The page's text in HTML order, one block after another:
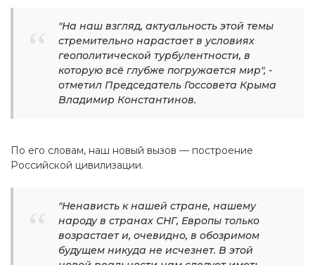
"На наш взгляд, актуальность этой темы
стремительно нарастает в условиях
геополитической турбулентности, в
которую всё глубже погружается мир", -
отметил Председатель Госсовета Крыма
Владимир Константинов.
По его словам, наш новый вызов — построение
Российской цивилизации.
"Ненависть к нашей стране, нашему
народу в странах СНГ, Европы только
возрастает и, очевидно, в обозримом
будущем никуда не исчезнет. В этой